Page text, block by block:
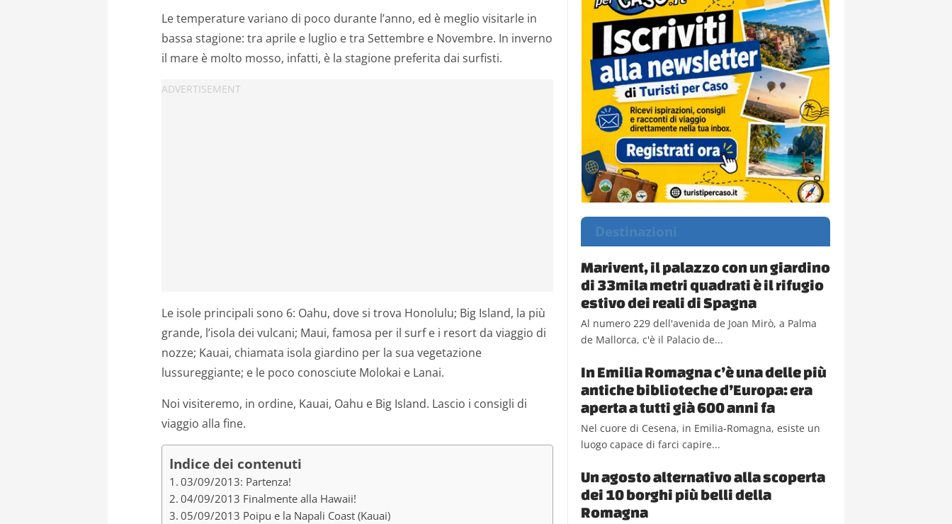
Le temperature variano di poco durante l’anno, ed è meglio visitarle in
bassa stagione: tra aprile e luglio e tra Settembre e Novembre. In inverno
il mare è molto mosso, infatti, è la stagione preferita dai surfisti.
Le isole principali sono 6: Oahu, dove si trova Honolulu; Big Island, la più
grande, l’isola dei vulcani; Maui, famosa per il surf e i resort da viaggio di
nozze; Kauai, chiamata isola giardino per la sua vegetazione
lussureggiante; e le poco conosciute Molokai e Lanai.
Noi visiteremo, in ordine, Kauai, Oahu e Big Island. Lascio i consigli di
viaggio alla fine.
Indice dei contenuti
03/09/2013: Partenza!
04/09/2013 Finalmente alla Hawaii!
05/09/2013 Poipu e la Napali Coast (Kauai)
Destinazioni
Marivent, il palazzo con un giardino
di 33mila metri quadrati è il rifugio
estivo dei reali di Spagna
Al numero 229 dell'avenida de Joan Mirò, a Palma
de Mallorca, c'è il Palacio de...
In Emilia Romagna c’è una delle più
antiche biblioteche d’Europa: era
aperta a tutti già 600 anni fa
Nel cuore di Cesena, in Emilia-Romagna, esiste un
luogo capace di farci capire...
Un agosto alternativo alla scoperta
dei 10 borghi più belli della
Romagna